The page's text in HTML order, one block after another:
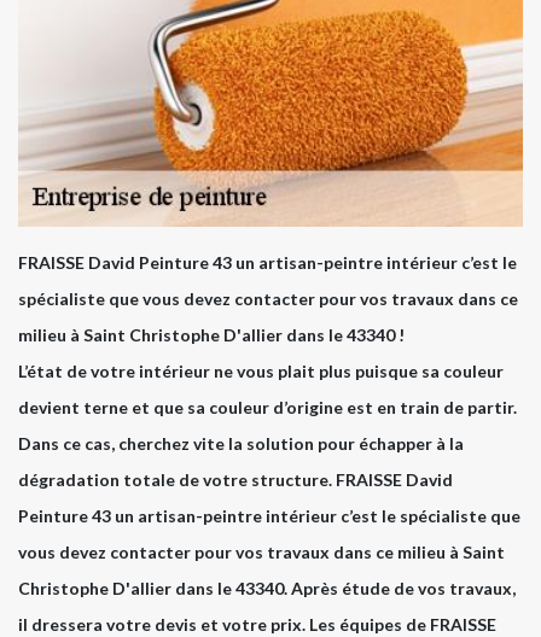
FRAISSE David Peinture 43 un artisan-peintre intérieur c’est le
spécialiste que vous devez contacter pour vos travaux dans ce
milieu à Saint Christophe D'allier dans le 43340 !
L’état de votre intérieur ne vous plait plus puisque sa couleur
devient terne et que sa couleur d’origine est en train de partir.
Dans ce cas, cherchez vite la solution pour échapper à la
dégradation totale de votre structure. FRAISSE David
Peinture 43 un artisan-peintre intérieur c’est le spécialiste que
vous devez contacter pour vos travaux dans ce milieu à Saint
Christophe D'allier dans le 43340. Après étude de vos travaux,
il dressera votre devis et votre prix. Les équipes de FRAISSE